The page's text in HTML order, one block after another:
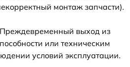
монтаж запчасти).
выход из
или техническим
условий эксплуатации.